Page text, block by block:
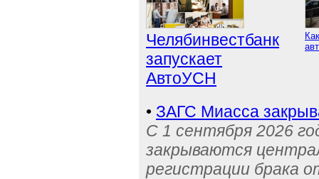
Челябинвестбанк
запускает
АвтоУСН
• ЗАГС Миасса
С 1 сентября 2026
закрываются
регистрации брака